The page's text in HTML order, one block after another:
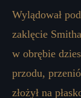
Wylądował
zaklęcie
w obrębie
przodu,
złożył na